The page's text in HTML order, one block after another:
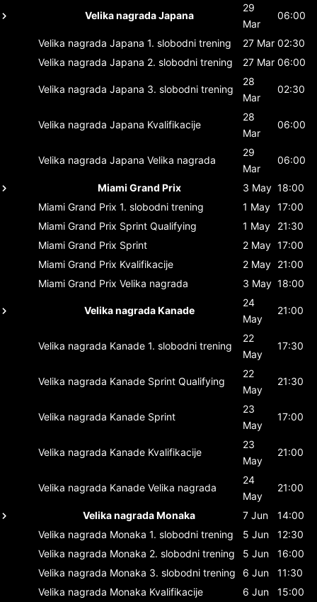
Velika nagrada Japana
29
Mar
06:00
Velika nagrada Japana 1. slobodni trening 27 Mar 02:30
Velika nagrada Japana 2. slobodni trening 27 Mar 06:00
Velika nagrada Japana 3. slobodni trening
28
Mar
02:30
Velika nagrada Japana Kvalifikacije
28
Mar
06:00
Velika nagrada Japana Velika nagrada
29
Mar
06:00
Miami Grand Prix 3 May 18:00
Miami Grand Prix 1. slobodni trening 1 May 17:00
Miami Grand Prix Sprint Qualifying 1 May
21:30
Miami Grand Prix Sprint 2 May 17:00
Miami Grand Prix Kvalifikacije 2 May 21:00
Miami Grand Prix Velika nagrada 3 May 18:00
Velika nagrada Kanade
24
May
21:00
Velika nagrada Kanade 1. slobodni trening
22
May
17:30
Velika nagrada Kanade Sprint Qualifying
22
May
21:30
Velika nagrada Kanade Sprint
23
May
17:00
Velika nagrada Kanade Kvalifikacije
23
May
21:00
Velika nagrada Kanade Velika nagrada
24
May
21:00
Velika nagrada Monaka 7 Jun
14:00
Velika nagrada Monaka 1. slobodni trening 5 Jun
12:30
Velika nagrada Monaka 2. slobodni trening 5 Jun
16:00
Velika nagrada Monaka 3. slobodni trening 6 Jun
11:30
Velika nagrada Monaka Kvalifikacije 6 Jun
15:00